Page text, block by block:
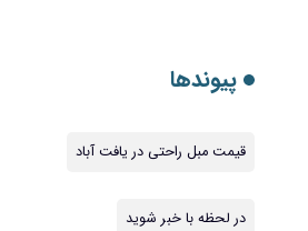
پیوندها
قیمت مبل راحتی در یافت آباد
در لحظه با خبر شوید